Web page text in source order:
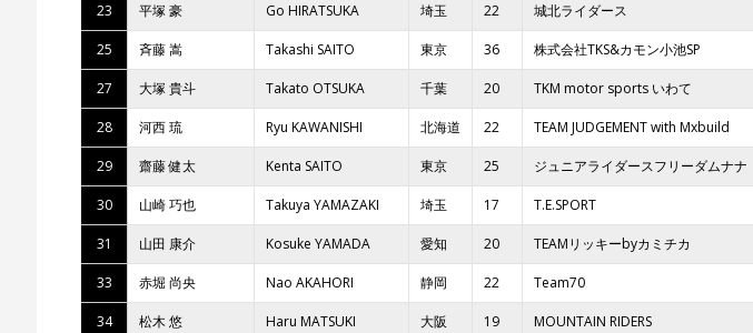
23 平塚 豪 Go HIRATSUKA 埼玉 22 城北ライダース
25 斉藤 嵩 Takashi SAITO 東京 36 株式会社TKS&カモン小池SP
27 大塚 貴斗 Takato OTSUKA 千葉 20 TKM motor sports いわて
28 河西 琉 Ryu KAWANISHI 北海道 22 TEAM JUDGEMENT with Mxbuild
29 齋藤 健太 Kenta SAITO 東京 25 ジュニアライダースフリーダムナナ
30 山崎 巧也 Takuya YAMAZAKI 埼玉 17 T.E.SPORT
31 山田 康介 Kosuke YAMADA 愛知 20 TEAMリッキーbyカミチカ
33 赤堀 尚央 Nao AKAHORI 静岡 22 Team70
34 松木 悠 Haru MATSUKI 大阪 19 MOUNTAIN RIDERS